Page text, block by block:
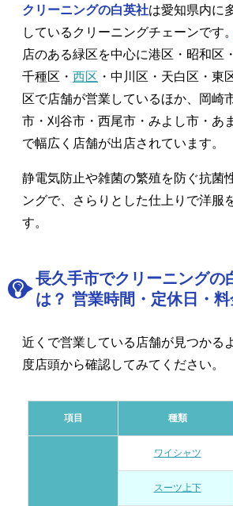
クリーニングの白英社は愛知県内に
しているクリーニングチェーンです。
店のある緑区を中心に港区・昭和区
千種区・ 西区 ・中川区・天白区・東
区で店舗が営業しているほか、岡崎
市・刈谷市・西尾市・みよし市・あ
で幅広く店舗が出店されています。
静電気防止や雑菌の繁殖を防ぐ抗菌
ングで、さらりとした仕上りで洋服
す。
長久手市でクリーニングの
は？ 営業時間・定休日・
近くで営業している店舗が見つかる
度店頭から確認してみてください。
項目 種類
ワイシャツ
スーツ上下